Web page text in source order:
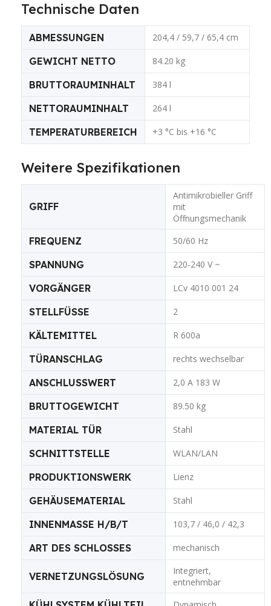
Technische Daten
ABMESSUNGEN 204,4 / 59,7 / 65,4 cm
GEWICHT NETTO 84.20 kg
BRUTTORAUMINHALT 384 l
NETTORAUMINHALT 264 l
TEMPERATURBEREICH +3 °C bis +16 °C
Weitere Spezifikationen
GRIFF
Antimikrobieller Griff
mit
Öffnungsmechanik
FREQUENZ 50/60 Hz
SPANNUNG 220-240 V ~
VORGÄNGER LCv 4010 001 24
STELLFÜSSE 2
KÄLTEMITTEL R 600a
TÜRANSCHLAG rechts wechselbar
ANSCHLUSSWERT 2,0 A 183 W
BRUTTOGEWICHT 89.50 kg
MATERIAL TÜR Stahl
SCHNITTSTELLE WLAN/LAN
PRODUKTIONSWERK Lienz
GEHÄUSEMATERIAL Stahl
INNENMASSE H/B/T 103,7 / 46,0 / 42,3
ART DES SCHLOSSES mechanisch
VERNETZUNGSLÖSUNG
Integriert,
entnehmbar